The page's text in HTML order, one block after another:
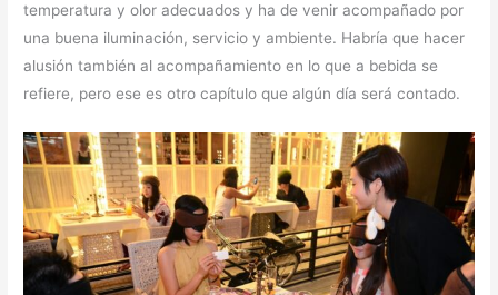
temperatura y olor adecuados y ha de venir acompañado por
una buena iluminación, servicio y ambiente. Habría que hacer
alusión también al acompañamiento en lo que a bebida se
refiere, pero ese es otro capítulo que algún día será contado.